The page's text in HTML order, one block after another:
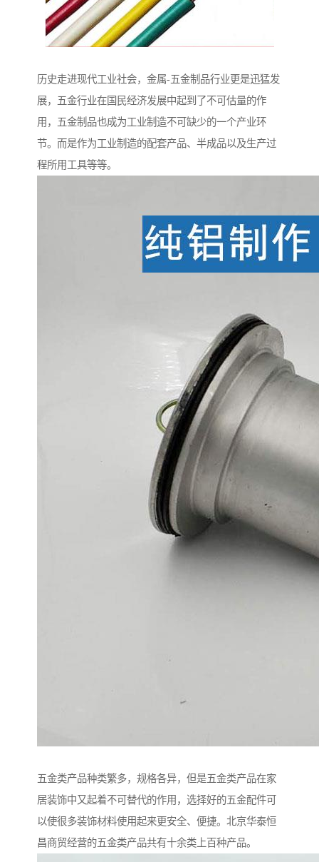
历史走进现代工业社会，金属-五金制品行业更是迅猛发
展，五金行业在国民经济发展中起到了不可估量的作
用，五金制品也成为工业制造不可缺少的一个产业环
节。而是作为工业制造的配套产品、半成品以及生产过
程所用工具等等。
五金类产品种类繁多，规格各异，但是五金类产品在家
居装饰中又起着不可替代的作用，选择好的五金配件可
以使很多装饰材料使用起来更安全、便捷。北京华泰恒
昌商贸经营的五金类产品共有十余类上百种产品。